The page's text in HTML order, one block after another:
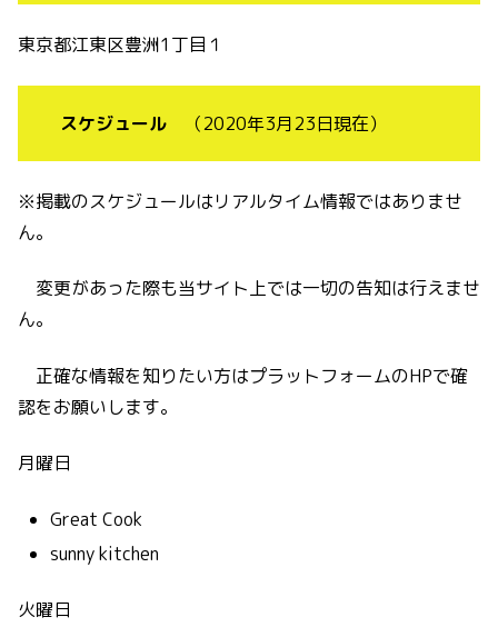
東京都江東区豊洲1丁目１
スケジュール （2020年3月23日現在）
※掲載のスケジュールはリアルタイム情報ではありませ
ん。
変更があった際も当サイト上では一切の告知は行えませ
ん。
正確な情報を知りたい方はプラットフォームのHPで確
認をお願いします。
月曜日
Great Cook
sunny kitchen
火曜日